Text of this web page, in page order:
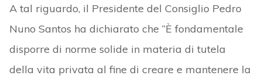
A tal riguardo, il Presidente del Consiglio Pedro
Nuno Santos ha dichiarato che “È fondamentale
disporre di norme solide in materia di tutela
della vita privata al fine di creare e mantenere la